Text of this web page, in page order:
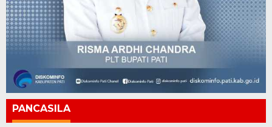
PANCASILA